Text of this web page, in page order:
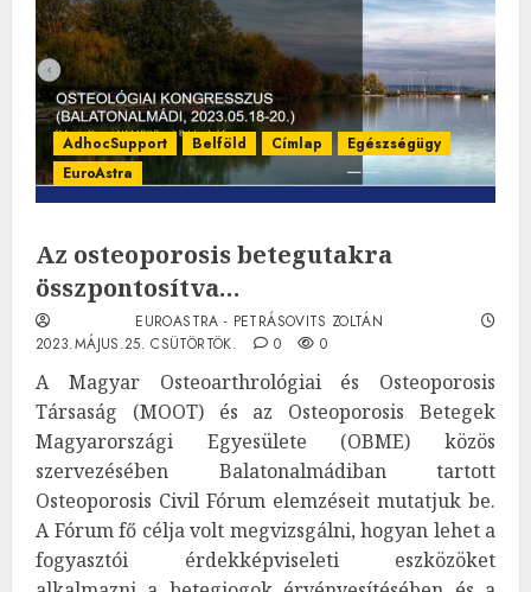
AdhocSupport Belföld Címlap
Egészségügy
EuroAstra
Az osteoporosis betegutakra
összpontosítva…
EUROASTRA - PETRÁSOVITS ZOLTÁN
2023.MÁJUS.25. CSÜTÖRTÖK.
0 0
A Magyar Osteoarthrológiai és Osteoporosis
Társaság (MOOT) és az Osteoporosis Betegek
Magyarországi Egyesülete (OBME) közös
szervezésében Balatonalmádiban tartott
Osteoporosis Civil Fórum elemzéseit mutatjuk be.
A Fórum fő célja volt megvizsgálni, hogyan lehet a
fogyasztói érdekképviseleti eszközöket